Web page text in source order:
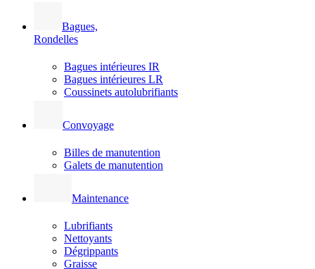
Bagues,
Rondelles
Bagues intérieures IR
Bagues intérieures LR
Coussinets autolubrifiants
Convoyage
Billes de manutention
Galets de manutention
Maintenance
Lubrifiants
Nettoyants
Dégrippants
Graisse